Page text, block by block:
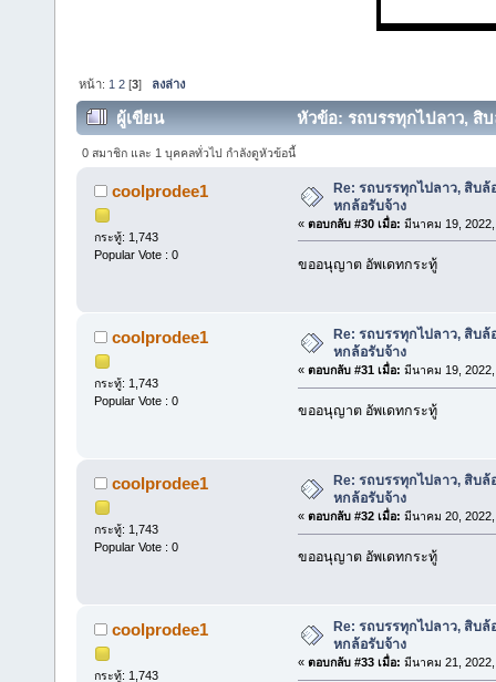
หน้า: 1 2 [3] ลงล่าง
ผู้เขียน หัวข้อ: รถบรรทุกไปลาว, สิบ
0 สมาชิก และ 1 บุคคลทั่วไป กำลังดูหัวข้อนี้
coolprodee1
กระทู้: 1,743
Popular Vote : 0
Re: รถบรรทุกไปลาว, สิบล้
หกล้อรับจ้าง
« ตอบกลับ #30 เมื่อ: มีนาคม 19,
ขออนุญาต อัพเดทกระทู้
coolprodee1
กระทู้: 1,743
Popular Vote : 0
Re: รถบรรทุกไปลาว, สิบล้
หกล้อรับจ้าง
« ตอบกลับ #31 เมื่อ: มีนาคม 19,
ขออนุญาต อัพเดทกระทู้
coolprodee1
กระทู้: 1,743
Popular Vote : 0
Re: รถบรรทุกไปลาว, สิบล้
หกล้อรับจ้าง
« ตอบกลับ #32 เมื่อ: มีนาคม 20,
ขออนุญาต อัพเดทกระทู้
coolprodee1
กระทู้: 1,743
Re: รถบรรทุกไปลาว, สิบล้
หกล้อรับจ้าง
« ตอบกลับ #33 เมื่อ: มีนาคม 21,